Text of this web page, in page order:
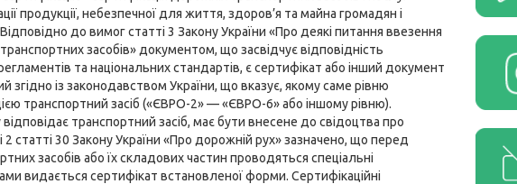
продукції, небезпечної для життя, здоров’я та майна громадян і
до вимог статті 3 Закону України «Про деякі питання ввезення
засобів» документом, що засвідчує відповідність
та національних стандартів, є сертифікат або інший документ
згідно із законодавством України, що вказує, якому саме рівню
транспортний засіб («ЄВРО-2» — «ЄВРО-6» або іншому рівню).
транспортний засіб, має бути внесене до свідоцтва про
2 статті 30 Закону України «Про дорожній рух» зазначено, що перед
засобів або їх складових частин проводяться спеціальні
видається сертифікат встановленої форми. Сертифікаційні